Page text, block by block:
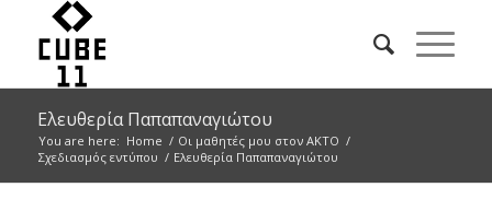
Ελευθερία Παπαπαναγιώτου
You are here: Home / Οι μαθητές μου στον ΑΚΤΟ /
Σχεδιασμός εντύπου / Ελευθερία Παπαπαναγιώτου